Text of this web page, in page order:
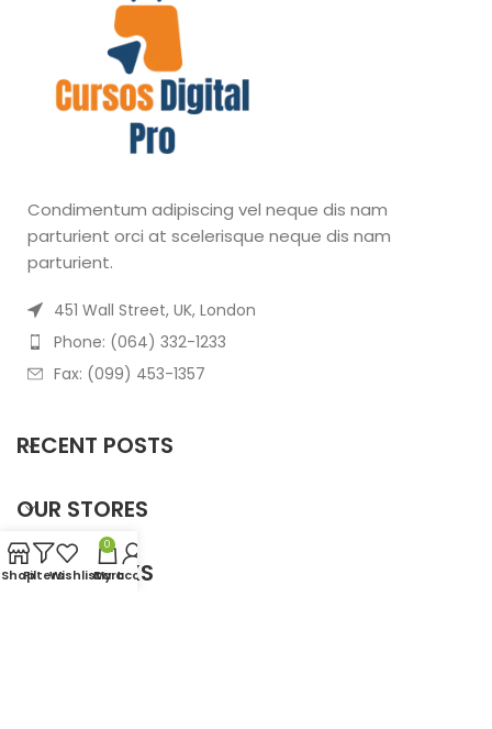
Condimentum adipiscing vel neque dis nam
parturient orci at scelerisque neque dis nam
parturient.
451 Wall Street, UK, London
Phone: (064) 332-1233
Fax: (099) 453-1357
RECENT POSTS
OUR STORES
USEFUL LINKS
ShopFiltersWishlist
0
Cart
My account